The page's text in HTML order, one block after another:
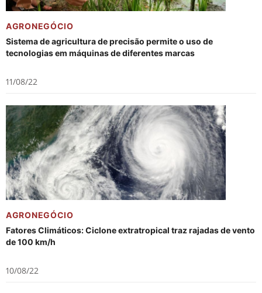
AGRONEGÓCIO
Sistema de agricultura de precisão permite o uso de
tecnologias em máquinas de diferentes marcas
11/08/22
AGRONEGÓCIO
Fatores Climáticos: Ciclone extratropical traz rajadas de vento
de 100 km/h
10/08/22